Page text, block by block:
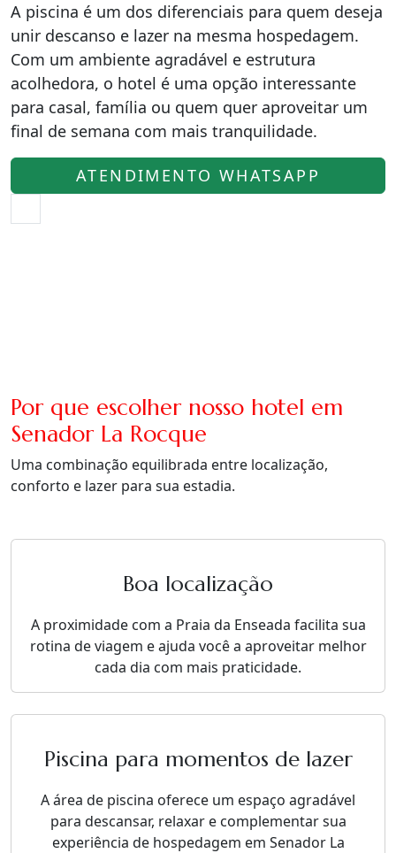
A piscina é um dos diferenciais para quem deseja
unir descanso e lazer na mesma hospedagem.
Com um ambiente agradável e estrutura
acolhedora, o hotel é uma opção interessante
para casal, família ou quem quer aproveitar um
final de semana com mais tranquilidade.
ATENDIMENTO WHATSAPP
Por que escolher nosso hotel em
Senador La Rocque
Uma combinação equilibrada entre localização,
conforto e lazer para sua estadia.
Boa localização
A proximidade com a Praia da Enseada facilita sua
rotina de viagem e ajuda você a aproveitar melhor
cada dia com mais praticidade.
Piscina para momentos de lazer
A área de piscina oferece um espaço agradável
para descansar, relaxar e complementar sua
experiência de hospedagem em Senador La